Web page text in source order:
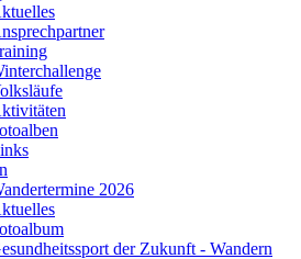
2026
der Zukunft - Wandern